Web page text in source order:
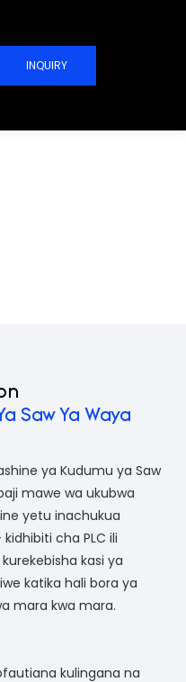
INQUIRY
Saw Ya Waya
ya Kudumu ya Saw
mawe wa ukubwa
yetu inachukua
cha PLC ili
kasi ya
katika hali bora ya
mara kwa mara.
kulingana na